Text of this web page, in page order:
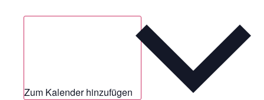
Zum Kalender hinzufügen